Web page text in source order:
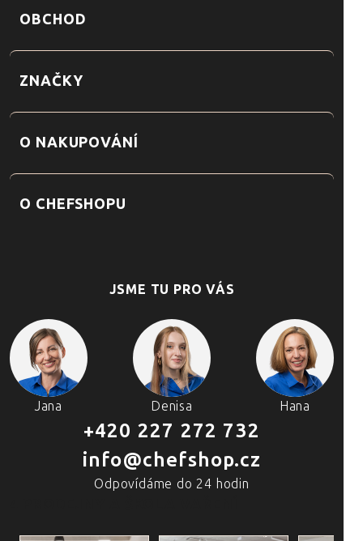
OBCHOD
ZNAČKY
O NAKUPOVÁNÍ
O CHEFSHOPU
JSME TU PRO VÁS
Jana Denisa Hana
+420 227 272 732
info@chefshop.cz
Odpovídáme do 24 hodin